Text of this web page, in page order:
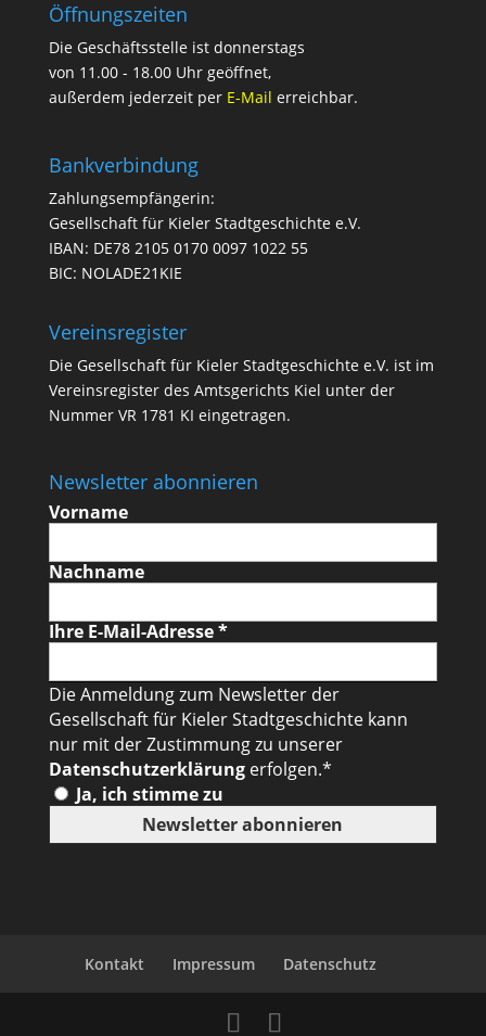
Öffnungszeiten
Die Geschäftsstelle ist donnerstags
von 11.00 - 18.00 Uhr geöffnet,
außerdem jederzeit per E-Mail erreichbar.
Bankverbindung
Zahlungsempfängerin:
Gesellschaft für Kieler Stadtgeschichte e.V.
IBAN: DE78 2105 0170 0097 1022 55
BIC: NOLADE21KIE
Vereinsregister
Die Gesellschaft für Kieler Stadtgeschichte e.V. ist im
Vereinsregister des Amtsgerichts Kiel unter der
Nummer VR 1781 KI eingetragen.
Newsletter abonnieren
Vorname
Nachname
Ihre E-Mail-Adresse*
Die Anmeldung zum Newsletter der
Gesellschaft für Kieler Stadtgeschichte kann
nur mit der Zustimmung zu unserer
Datenschutzerklärung erfolgen.*
Ja, ich stimme zu
Kontakt Impressum Datenschutz